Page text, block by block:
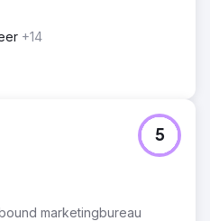
+14
marketingbureau
5